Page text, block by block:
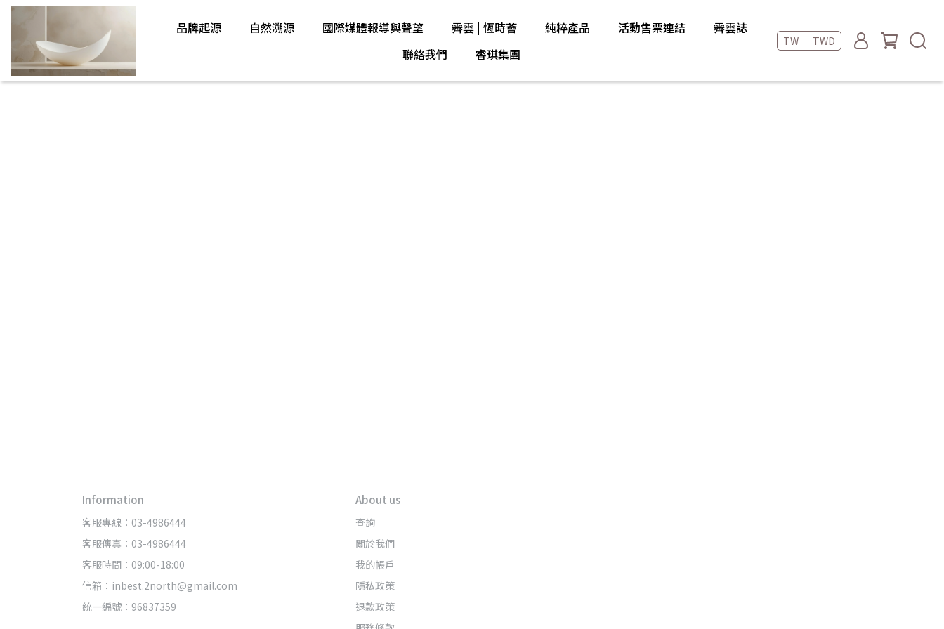
品牌起源 自然溯源 國際媒體報導與聲望 霽雲 | 恆時薈 純粹產品 活動售票連結
霽雲誌
聯絡我們
睿琪集團
TW ｜ TWD
Information
客服專線：03-4986444
客服傳真：03-4986444
客服時間：09:00-18:00
信箱：inbest.2north@gmail.com
統一編號：96837359
About us
查詢
關於我們
我的帳戶
隱私政策
退款政策